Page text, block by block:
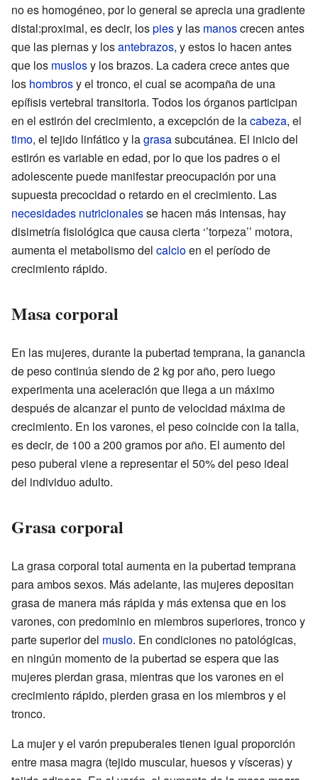
no es homogéneo, por lo general se aprecia una gradiente
distal:proximal, es decir, lospiesy las manoscrecen antes
que las piernas y losantebrazos, y estos lo hacen antes
que los muslosy los brazos. La cadera crece antes que
los hombrosy el tronco, el cual se acompaña de una
epífisis vertebral transitoria. Todos los órganos participan
en el estirón del crecimiento, a excepción de lacabeza, el
timo, el tejido linfático y lagrasasubcutánea. El inicio del
estirón es variable en edad, por lo que los padres o el
adolescente puede manifestar preocupación por una
supuesta precocidad o retardo en el crecimiento. Las
necesidades nutricionalesse hacen más intensas, hay
disimetría fisiológica que causa cierta ‘’torpeza’’ motora,
aumenta el metabolismo del calcioen el período de
crecimiento rápido.
Masa corporal
En las mujeres, durante la pubertad temprana, la ganancia
de peso continúa siendo de 2 kg por año, pero luego
experimenta una aceleración que llega a un máximo
después de alcanzar el punto de velocidad máxima de
crecimiento. En los varones, el peso coincide con la talla,
es decir, de 100 a 200 gramos por año. El aumento del
peso puberal viene a representar el 50% del peso ideal
del individuo adulto.
Grasa corporal
La grasa corporal total aumenta en la pubertad temprana
para ambos sexos. Más adelante, las mujeres depositan
grasa de manera más rápida y más extensa que en los
varones, con predominio en miembros superiores, tronco y
parte superior del muslo. En condiciones no patológicas,
en ningún momento de la pubertad se espera que las
mujeres pierdan grasa, mientras que los varones en el
crecimiento rápido, pierden grasa en los miembros y el
tronco.
La mujer y el varón prepuberales tienen igual proporción
entre masa magra (tejido muscular, huesos y vísceras) y